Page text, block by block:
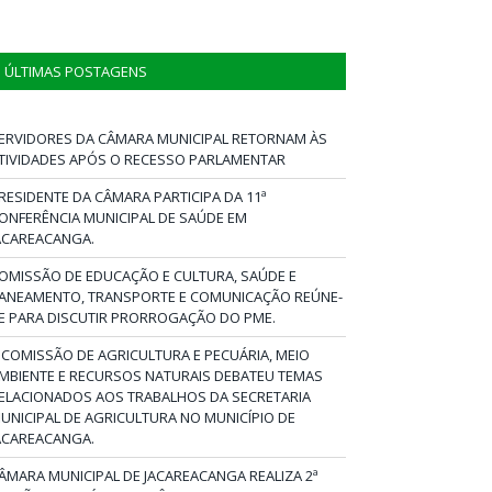
ÚLTIMAS POSTAGENS
DA CÂMARA MUNICIPAL RETORNAM ÀS
APÓS O RECESSO PARLAMENTAR
DA CÂMARA PARTICIPA DA 11ª
MUNICIPAL DE SAÚDE EM
DE EDUCAÇÃO E CULTURA, SAÚDE E
TRANSPORTE E COMUNICAÇÃO REÚNE-
PARA DISCUTIR PRORROGAÇÃO DO PME.
DE AGRICULTURA E PECUÁRIA, MEIO
E RECURSOS NATURAIS DEBATEU TEMAS
AOS TRABALHOS DA SECRETARIA
DE AGRICULTURA NO MUNICÍPIO DE
MUNICIPAL DE JACAREACANGA REALIZA 2ª